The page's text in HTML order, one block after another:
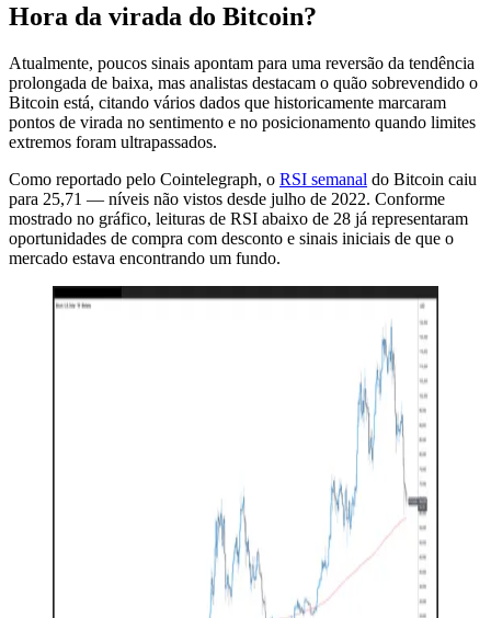
Hora da virada do Bitcoin?
Atualmente, poucos sinais apontam para uma reversão da tendência
prolongada de baixa, mas analistas destacam o quão sobrevendido o
Bitcoin está, citando vários dados que historicamente marcaram
pontos de virada no sentimento e no posicionamento quando limites
extremos foram ultrapassados.
Como reportado pelo Cointelegraph, o RSI semanal do Bitcoin caiu
para 25,71 — níveis não vistos desde julho de 2022. Conforme
mostrado no gráfico, leituras de RSI abaixo de 28 já representaram
oportunidades de compra com desconto e sinais iniciais de que o
mercado estava encontrando um fundo.